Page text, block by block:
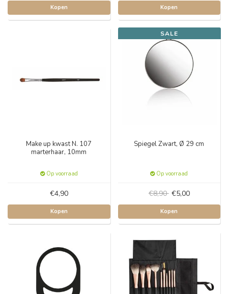
Kopen Kopen
Make up kwast N. 107
marterhaar, 10mm
Op voorraad
€4,90
Kopen
SALE
Spiegel Zwart, Ø 29 cm
Op voorraad
€8,90 €5,00
Kopen